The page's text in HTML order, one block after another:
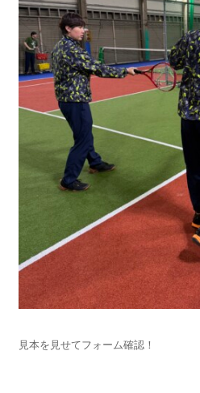
見本を見せてフォーム確認！